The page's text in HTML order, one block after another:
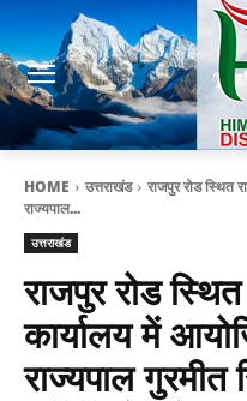
HOME उत्तराखंड
राजपुर रोड स्थित
राज्यपाल...
उत्तराखंड
राजपुर रोड स्थित
कार्यालय में
राज्यपाल